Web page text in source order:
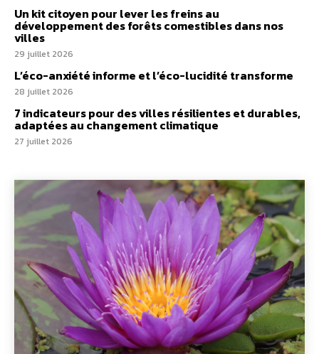
Un kit citoyen pour lever les freins au
développement des forêts comestibles dans nos
villes
29 juillet 2026
L’éco-anxiété informe et l’éco-lucidité transforme
28 juillet 2026
7 indicateurs pour des villes résilientes et durables,
adaptées au changement climatique
27 juillet 2026